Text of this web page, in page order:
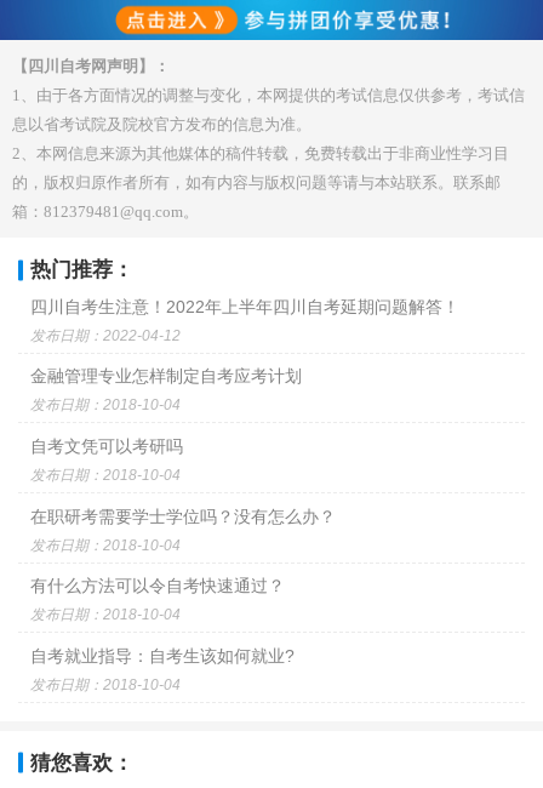
【四川自考网声明】：
1、由于各方面情况的调整与变化，本网提供的考试信息仅供参考，考试信
息以省考试院及院校官方发布的信息为准。
2、本网信息来源为其他媒体的稿件转载，免费转载出于非商业性学习目
的，版权归原作者所有，如有内容与版权问题等请与本站联系。联系邮
箱：812379481@qq.com。
热门推荐：
四川自考生注意！2022年上半年四川自考延期问题解答！
发布日期：2022-04-12
金融管理专业怎样制定自考应考计划
发布日期：2018-10-04
自考文凭可以考研吗
发布日期：2018-10-04
在职研考需要学士学位吗？没有怎么办？
发布日期：2018-10-04
有什么方法可以令自考快速通过？
发布日期：2018-10-04
自考就业指导：自考生该如何就业?
发布日期：2018-10-04
猜您喜欢：